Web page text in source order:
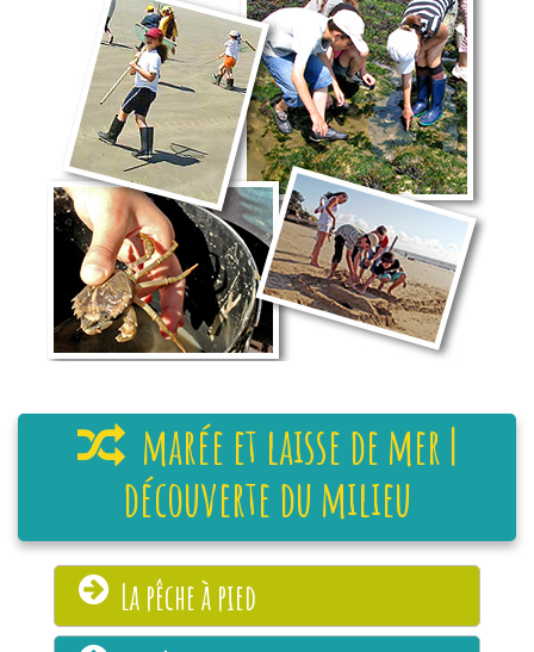
marée et laisse de mer |
découverte du milieu
La pêche à pied